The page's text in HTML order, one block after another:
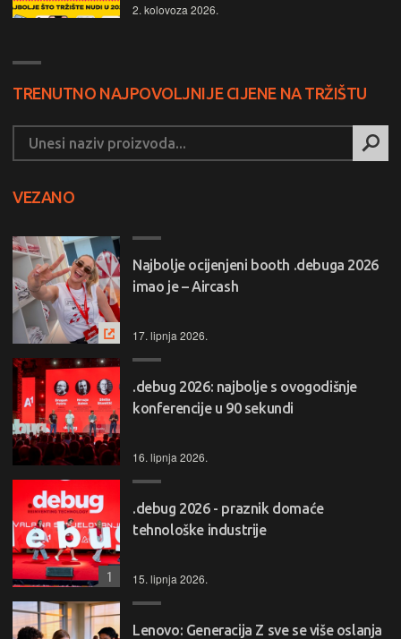
2. kolovoza 2026.
TRENUTNO NAJPOVOLJNIJE CIJENE NA TRŽIŠTU
VEZANO
Najbolje ocijenjeni booth .debuga 2026
imao je – Aircash
17. lipnja 2026.
.debug 2026: najbolje s ovogodišnje
konferencije u 90 sekundi
16. lipnja 2026.
.debug 2026 - praznik domaće
tehnološke industrije
15. lipnja 2026.
1
Lenovo: Generacija Z sve se više oslanja